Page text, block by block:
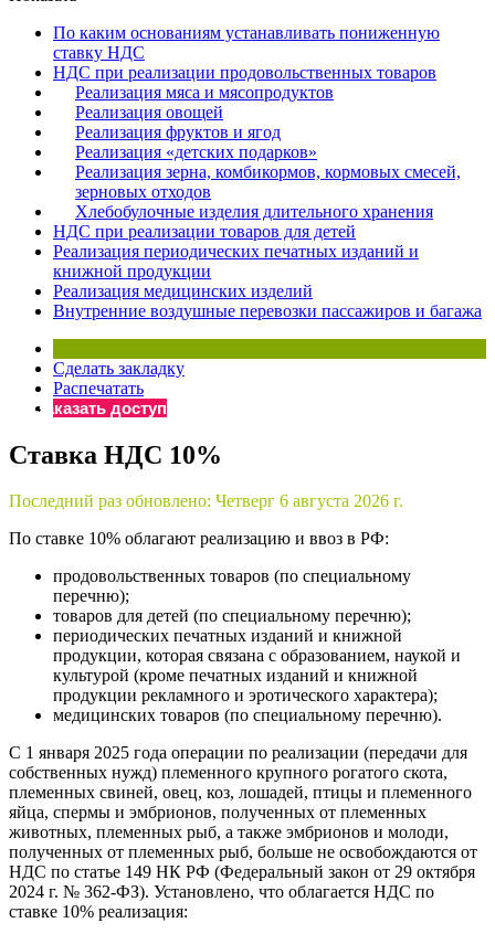
Бератор
«Практическая энциклопедия бухгалтера»
Материалы электронного журнала
«Нормативные акты для бухгалтера»
Материалы электронного журнала
«Практическая бухгалтерия»
Онлайн-сервисы «Учетная политика» и «Алгоритмы
Просто заполните форму, и мы вышлем вам на почту
По каким основаниям устанавливать пониженную
ставку НДС
НДС при реализации продовольственных товаров
Реализация мяса и мясопродуктов
Реализация овощей
Реализация фруктов и ягод
Реализация «детских подарков»
Реализация зерна, комбикормов, кормовых смесей,
зерновых отходов
Хлебобулочные изделия длительного хранения
НДС при реализации товаров для детей
Реализация периодических печатных изданий и
книжной продукции
Реализация медицинских изделий
Внутренние воздушные перевозки пассажиров и багажа
Сделать закладку
Распечатать
Заказать доступ
Ставка НДС 10%
Последний раз обновлено: Четверг 6 августа 2026 г.
По ставке 10% облагают реализацию и ввоз в РФ:
продовольственных товаров (по специальному
перечню);
товаров для детей (по специальному перечню);
периодических печатных изданий и книжной
продукции, которая связана с образованием, наукой и
культурой (кроме печатных изданий и книжной
продукции рекламного и эротического характера);
медицинских товаров (по специальному перечню).
С 1 января 2025 года операции по реализации (передачи для
собственных нужд) племенного крупного рогатого скота,
племенных свиней, овец, коз, лошадей, птицы и племенного
яйца, спермы и эмбрионов, полученных от племенных
животных, племенных рыб, а также эмбрионов и молоди,
полученных от племенных рыб, больше не освобождаются от
НДС по статье 149 НК РФ (Федеральный закон от 29 октября
2024 г. № 362-ФЗ). Установлено, что облагается НДС по
ставке 10% реализация: